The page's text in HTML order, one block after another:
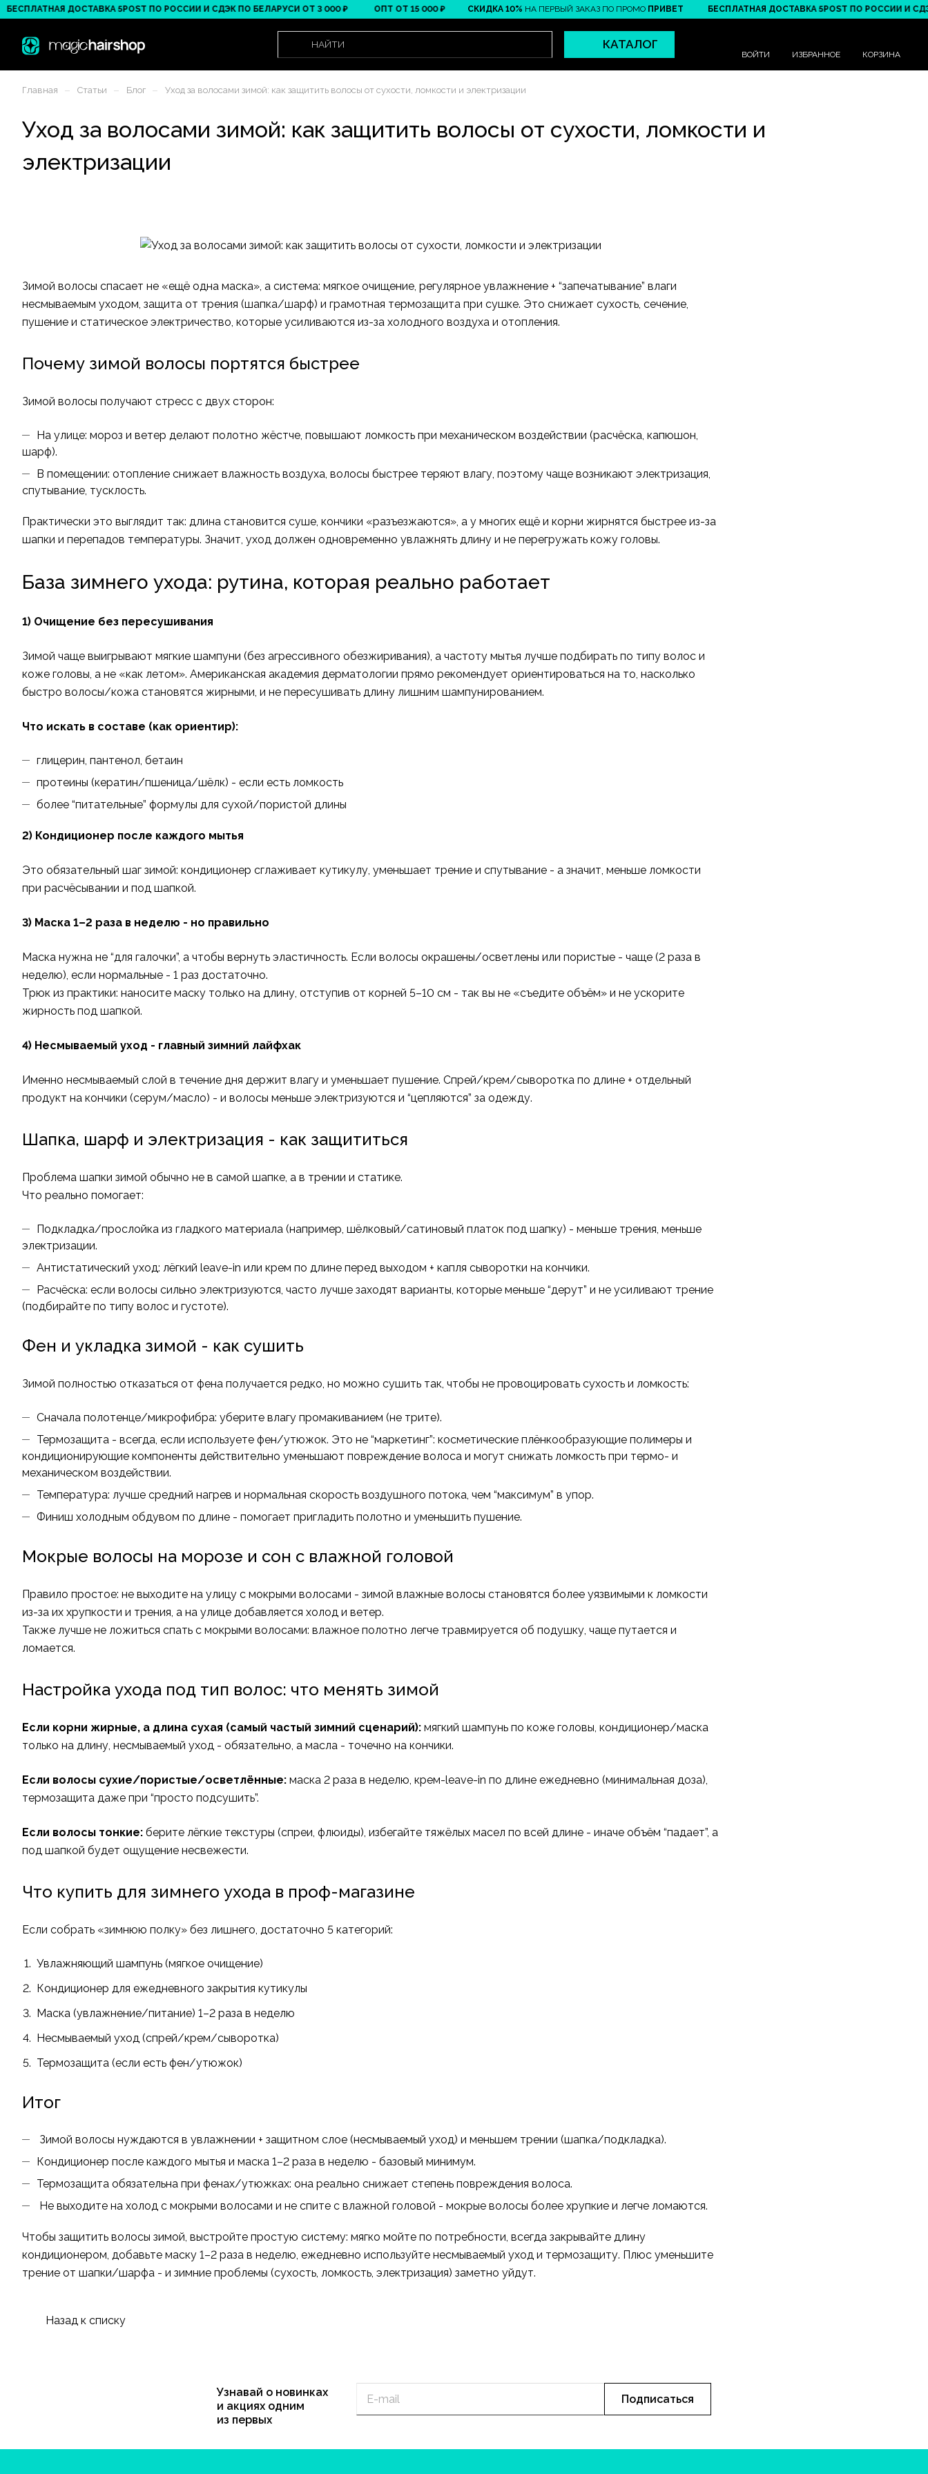
СКИДКА 10%НА ПЕРВЫЙ ЗАКАЗ ПО ПРОМОПРИВЕТ БЕСПЛАТНАЯ ДОСТАВКА 5POST ПО РОССИИ И СДЭК ПО
ДОСТАВКА 5POST ПО РОССИИ И СДЭК ПО БЕЛАРУСИ ОТ 3 000 ₽ ОПТ ОТ 15 000 ₽
КАТАЛОГ
ВОЙТИ ИЗБРАННОЕ КОРЗИНА
Главная – Статьи – Блог – Уход за волосами зимой: как защитить волосы от сухости, ломкости и электризации
Уход за волосами зимой: как защитить волосы от сухости, ломкости и
электризации
Зимой волосы спасает не «ещё одна маска», а система: мягкое очищение, регулярное увлажнение + “запечатывание” влаги
несмываемым уходом, защита от трения (шапка/шарф) и грамотная термозащита при сушке. Это снижает сухость, сечение,
пушение и статическое электричество, которые усиливаются из-за холодного воздуха и отопления.
Почему зимой волосы портятся быстрее
Зимой волосы получают стресс с двух сторон:
На улице: мороз и ветер делают полотно жёстче, повышают ломкость при механическом воздействии (расчёска, капюшон,
шарф).
В помещении: отопление снижает влажность воздуха, волосы быстрее теряют влагу, поэтому чаще возникают электризация,
спутывание, тусклость.
Практически это выглядит так: длина становится суше, кончики «разъезжаются», а у многих ещё и корни жирнятся быстрее из-за
шапки и перепадов температуры. Значит, уход должен одновременно увлажнять длину и не перегружать кожу головы.
База зимнего ухода: рутина, которая реально работает
1) Очищение без пересушивания
Зимой чаще выигрывают мягкие шампуни (без агрессивного обезжиривания), а частоту мытья лучше подбирать по типу волос и
коже головы, а не «как летом». Американская академия дерматологии прямо рекомендует ориентироваться на то, насколько
быстро волосы/кожа становятся жирными, и не пересушивать длину лишним шампунированием.
Что искать в составе (как ориентир):
глицерин, пантенол, бетаин
протеины (кератин/пшеница/шёлк) - если есть ломкость
более “питательные” формулы для сухой/пористой длины
2) Кондиционер после каждого мытья
Это обязательный шаг зимой: кондиционер сглаживает кутикулу, уменьшает трение и спутывание - а значит, меньше ломкости
при расчёсывании и под шапкой.
3) Маска 1–2 раза в неделю - но правильно
Маска нужна не “для галочки”, а чтобы вернуть эластичность. Если волосы окрашены/осветлены или пористые - чаще (2 раза в
неделю), если нормальные - 1 раз достаточно.
Трюк из практики: наносите маску только на длину, отступив от корней 5–10 см - так вы не «съедите объём» и не ускорите
жирность под шапкой.
4) Несмываемый уход - главный зимний лайфхак
Именно несмываемый слой в течение дня держит влагу и уменьшает пушение. Спрей/крем/сыворотка по длине + отдельный
продукт на кончики (серум/масло) - и волосы меньше электризуются и “цепляются” за одежду.
Шапка, шарф и электризация - как защититься
Проблема шапки зимой обычно не в самой шапке, а в трении и статике.
Что реально помогает:
Подкладка/прослойка из гладкого материала (например, шёлковый/сатиновый платок под шапку) - меньше трения, меньше
электризации.
Антистатический уход: лёгкий leave-in или крем по длине перед выходом + капля сыворотки на кончики.
Расчёска: если волосы сильно электризуются, часто лучше заходят варианты, которые меньше “дерут” и не усиливают трение
(подбирайте по типу волос и густоте).
Фен и укладка зимой - как сушить
Зимой полностью отказаться от фена получается редко, но можно сушить так, чтобы не провоцировать сухость и ломкость:
Сначала полотенце/микрофибра: уберите влагу промакиванием (не трите).
Термозащита - всегда, если используете фен/утюжок. Это не “маркетинг”: косметические плёнкообразующие полимеры и
кондиционирующие компоненты действительно уменьшают повреждение волоса и могут снижать ломкость при термо- и
механическом воздействии.
Температура: лучше средний нагрев и нормальная скорость воздушного потока, чем “максимум” в упор.
Финиш холодным обдувом по длине - помогает пригладить полотно и уменьшить пушение.
Мокрые волосы на морозе и сон с влажной головой
Правило простое: не выходите на улицу с мокрыми волосами - зимой влажные волосы становятся более уязвимыми к ломкости
из-за их хрупкости и трения, а на улице добавляется холод и ветер.
Также лучше не ложиться спать с мокрыми волосами: влажное полотно легче травмируется об подушку, чаще путается и
ломается.
Настройка ухода под тип волос: что менять зимой
Если корни жирные, а длина сухая (самый частый зимний сценарий): мягкий шампунь по коже головы, кондиционер/маска
только на длину, несмываемый уход - обязательно, а масла - точечно на кончики.
Если волосы сухие/пористые/осветлённые: маска 2 раза в неделю, крем-leave-in по длине ежедневно (минимальная доза),
термозащита даже при “просто подсушить”.
Если волосы тонкие: берите лёгкие текстуры (спреи, флюиды), избегайте тяжёлых масел по всей длине - иначе объём “падает”, а
под шапкой будет ощущение несвежести.
Что купить для зимнего ухода в проф-магазине
Если собрать «зимнюю полку» без лишнего, достаточно 5 категорий:
Увлажняющий шампунь (мягкое очищение)
Кондиционер для ежедневного закрытия кутикулы
Маска (увлажнение/питание) 1–2 раза в неделю
Несмываемый уход (спрей/крем/сыворотка)
Термозащита (если есть фен/утюжок)
Итог
Зимой волосы нуждаются в увлажнении + защитном слое (несмываемый уход) и меньшем трении (шапка/подкладка).
Кондиционер после каждого мытья и маска 1–2 раза в неделю - базовый минимум.
Термозащита обязательна при фенах/утюжках: она реально снижает степень повреждения волоса.
Не выходите на холод с мокрыми волосами и не спите с влажной головой - мокрые волосы более хрупкие и легче ломаются.
Чтобы защитить волосы зимой, выстройте простую систему: мягко мойте по потребности, всегда закрывайте длину
кондиционером, добавьте маску 1–2 раза в неделю, ежедневно используйте несмываемый уход и термозащиту. Плюс уменьшите
трение от шапки/шарфа - и зимние проблемы (сухость, ломкость, электризация) заметно уйдут.
Назад к списку
Узнавай о новинках
и акциях одним
из первых
Подписаться